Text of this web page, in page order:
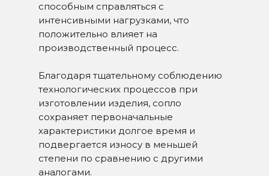
способным справляться с
интенсивными нагрузками, что
положительно влияет на
производственный процесс.
Благодаря тщательному соблюдению
технологических процессов при
изготовлении изделия, сопло
сохраняет первоначальные
характеристики долгое время и
подвергается износу в меньшей
степени по сравнению с другими
аналогами.